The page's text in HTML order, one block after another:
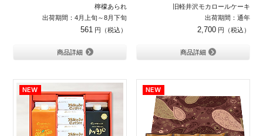
檸檬あられ
出荷期間：4月上旬～8月下旬
561
商品詳細
旧軽井沢モカロールケーキ
出荷期間：通年
2,700
商品詳細